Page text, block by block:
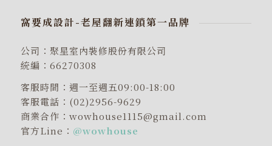
窩要成設計-老屋翻新連鎖第一品牌
公司：聚星室內裝修股份有限公司
統編：66270308
客服時間：週一至週五09:00-18:00
客服電話：(02)2956-9629
商業合作：wowhouse1115@gmail.com
官方Line： @wowhouse